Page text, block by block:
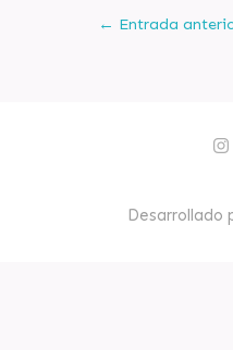
← Entrada
I
n
a
g
Desarrollado